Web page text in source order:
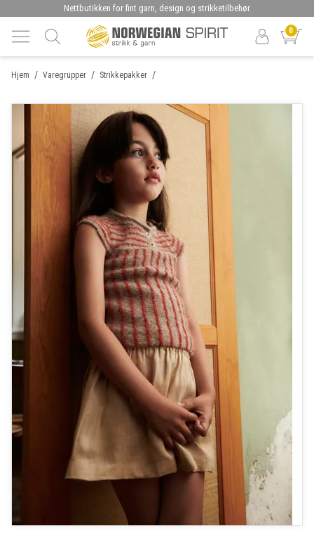
Nettbutikken for fint garn, design og strikketilbehør
0
/
Hjem /
Varegrupper /
Strikkepakker